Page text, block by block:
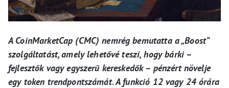
A CoinMarketCap (CMC) nemrég bemutatta a „Boost”
szolgáltatást, amely lehetővé teszi, hogy bárki –
fejlesztők vagy egyszerű kereskedők – pénzért növelje
egy token trendpontszámát. A funkció 12 vagy 24 órára